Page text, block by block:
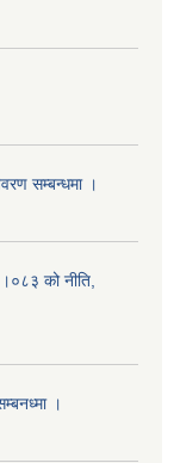
सम्बन्धमा ।
को नीति,
।